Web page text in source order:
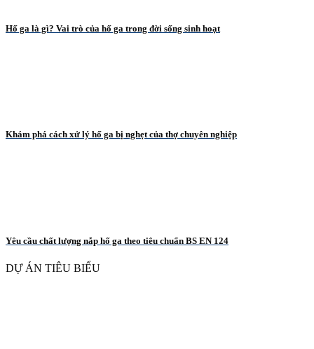
Hố ga là gì? Vai trò của hố ga trong đời sống sinh hoạt
Khám phá cách xử lý hố ga bị nghẹt của thợ chuyên nghiệp
Yêu cầu chất lượng nắp hố ga theo tiêu chuẩn BS EN 124
DỰ ÁN TIÊU BIỂU